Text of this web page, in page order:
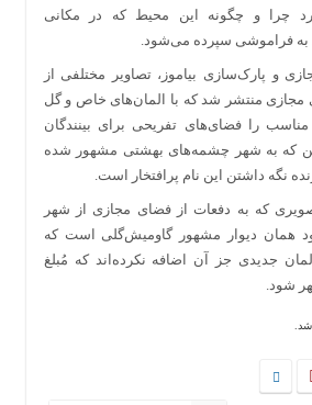
چرا و چگونه این محیط که در مکانی
به فراموشی سپرده می‌شود.
و پارک‌سازی بیاموز، تصاویر مختلفی از
مجازی منتشر شد که با المان‌های خاص و گل
را فضای‌های تفریحی برای بینندگان
که به شهر چشمه‌های بهشتی مشهور شده
نگه داشتن این نام پرافتخار است.
تصویری که به دفعات از فضای مجازی از شهر
همان دیوار مشهور گاومیش‌گلی است که
جدیدی جز آن اضافه نکرده‌اند که مُبلغ
شود.